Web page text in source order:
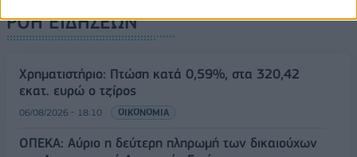
ΡΟΗ ΕΙΔΗΣΕΩΝ
Χρηματιστήριο: Πτώση κατά 0,59%, στα 320,42
εκατ. ευρώ ο τζίρος
06/08/2026 - 18:10 ΟΙΚΟΝΟΜΙΑ
ΟΠΕΚΑ: Αύριο η δεύτερη πληρωμή των δικαιούχων